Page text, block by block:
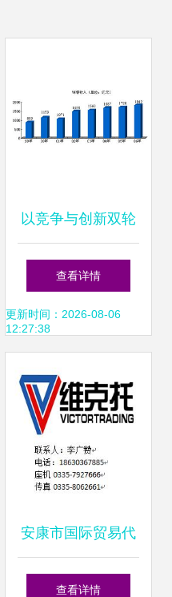
以竞争与创新双轮
驱动，构建新中化
信息咨询服务新生
查看详情
更新时间：2026-08-06
12:27:38
安康市国际贸易代
理 价格、批发与信
查看详情